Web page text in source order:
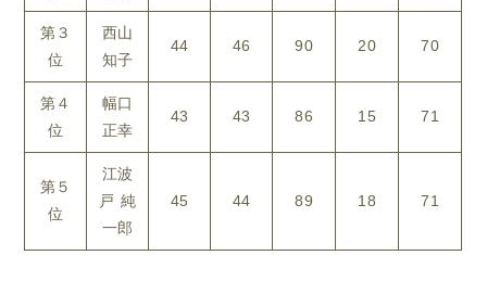
第３
位
西山
知子
44 46 90 20 70
第４
位
幅口
正幸
43 43 86 15 71
第５
位
江波
戸 純
一郎
45 44 89 18 71